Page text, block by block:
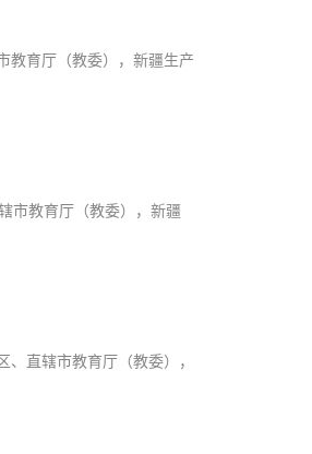
教育厅（教委），新疆生产
市教育厅（教委），新疆
直辖市教育厅（教委），